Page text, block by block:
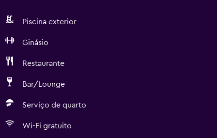
Piscina exterior
Ginásio
Restaurante
Bar/Lounge
Serviço de quarto
Wi-Fi gratuito